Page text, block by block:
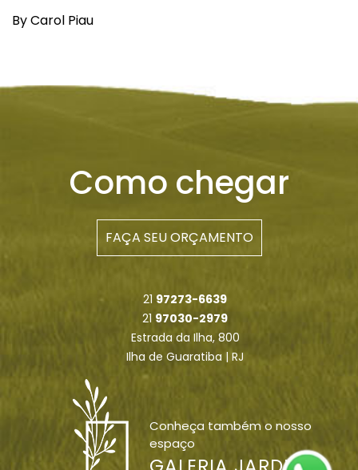
By Carol Piau
Como chegar
FAÇA SEU ORÇAMENTO
21 97273-6639
21 97030-2979
Estrada da Ilha, 800
Ilha de Guaratiba | RJ
Conheça também o nosso
espaço